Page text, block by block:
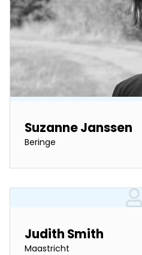
Suzanne Janssen
Beringe
Judith Smith
Maastricht